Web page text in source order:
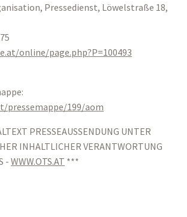
Pressedienst, Löwelstraße 18,
online/page.php?P=100493
pressemappe/199/aom
PRESSEAUSSENDUNG UNTER
INHALTLICHER VERANTWORTUNG
- WWW.OTS.AT ***